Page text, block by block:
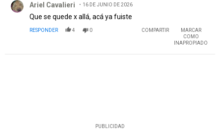
Ariel Cavalieri 16 DE JUNIO DE 2026
Que se quede x allá, acá ya fuiste
RESPONDER 4 0 COMPARTIR
MARCAR
COMO
INAPROPIADO
PUBLICIDAD